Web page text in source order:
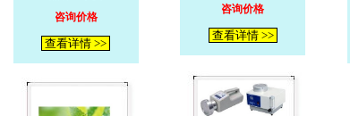
咨询价格
查看详情 >>
咨询价格
查看详情 >>